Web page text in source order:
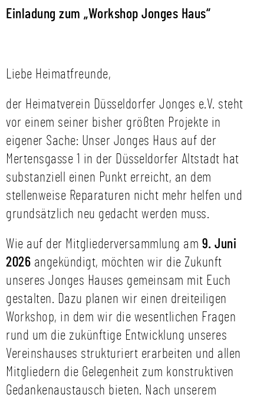
Einladung zum „Workshop Jonges Haus“
Liebe Heimatfreunde,
der Heimatverein Düsseldorfer Jonges e.V. steht
vor einem seiner bisher größten Projekte in
eigener Sache: Unser Jonges Haus auf der
Mertensgasse 1 in der Düsseldorfer Altstadt hat
substanziell einen Punkt erreicht, an dem
stellenweise Reparaturen nicht mehr helfen und
grundsätzlich neu gedacht werden muss.
Wie auf der Mitgliederversammlung am 9. Juni
2026 angekündigt, möchten wir die Zukunft
unseres Jonges Hauses gemeinsam mit Euch
gestalten. Dazu planen wir einen dreiteiligen
Workshop, in dem wir die wesentlichen Fragen
rund um die zukünftige Entwicklung unseres
Vereinshauses strukturiert erarbeiten und allen
Mitgliedern die Gelegenheit zum konstruktiven
Gedankenaustausch bieten. Nach unserem